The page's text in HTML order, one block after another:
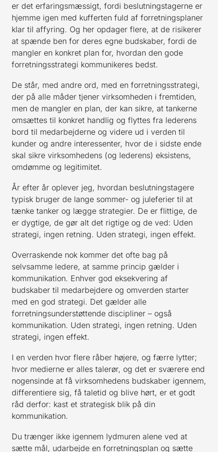
er det erfaringsmæssigt, fordi beslutningstagerne er
hjemme igen med kufferten fuld af forretningsplaner
klar til affyring. Og her opdager flere, at de risikerer
at spænde ben for deres egne budskaber, fordi de
mangler en konkret plan for, hvordan den gode
forretningsstrategi kommunikeres bedst.
De står, med andre ord, med en forretningsstrategi,
der på alle måder tjener virksomheden i fremtiden,
men de mangler en plan, der kan sikre, at tankerne
omsættes til konkret handlig og flyttes fra lederens
bord til medarbejderne og videre ud i verden til
kunder og andre interessenter, hvor de i sidste ende
skal sikre virksomhedens (og lederens) eksistens,
omdømme og legitimitet.
År efter år oplever jeg, hvordan beslutningstagere
typisk bruger de lange sommer- og juleferier til at
tænke tanker og lægge strategier. De er flittige, de
er dygtige, de gør alt det rigtige og de ved: Uden
strategi, ingen retning. Uden strategi, ingen effekt.
Overraskende nok kommer det ofte bag på
selvsamme ledere, at samme princip gælder i
kommunikation. Enhver god eksekvering af
budskaber til medarbejdere og omverden starter
med en god strategi. Det gælder alle
forretningsunderstøttende discipliner – også
kommunikation. Uden strategi, ingen retning. Uden
strategi, ingen effekt.
I en verden hvor flere råber højere, og færre lytter;
hvor medierne er alles talerør, og det er sværere end
nogensinde at få virksomhedens budskaber igennem,
differentiere sig, få taletid og blive hørt, er et godt
råd derfor: kast et strategisk blik på din
kommunikation.
Du trænger ikke igennem lydmuren alene ved at
sætte mål, udarbejde en forretningsplan og sætte